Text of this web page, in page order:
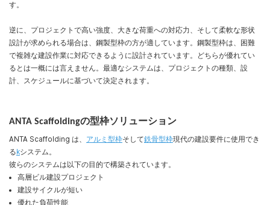
す。
逆に、プロジェクトで高い強度、大きな荷重への対応力、そして柔軟な形状
設計が求められる場合は、鋼製型枠の方が適しています。鋼製型枠は、困難
で複雑な建設作業に対応できるように設計されています。どちらが優れてい
るとは一概には言えません。最適なシステムは、プロジェクトの種類、設
計、スケジュールに基づいて決定されます。
ANTA Scaffoldingの型枠ソリューション
ANTA Scaffolding は、 アルミ型枠そして鉄骨型枠現代の建設要件に使用でき
る kシステム。
彼らのシステムは以下の目的で構築されています。
高層ビル建設プロジェクト
建設サイクルが短い
優れた負荷性能